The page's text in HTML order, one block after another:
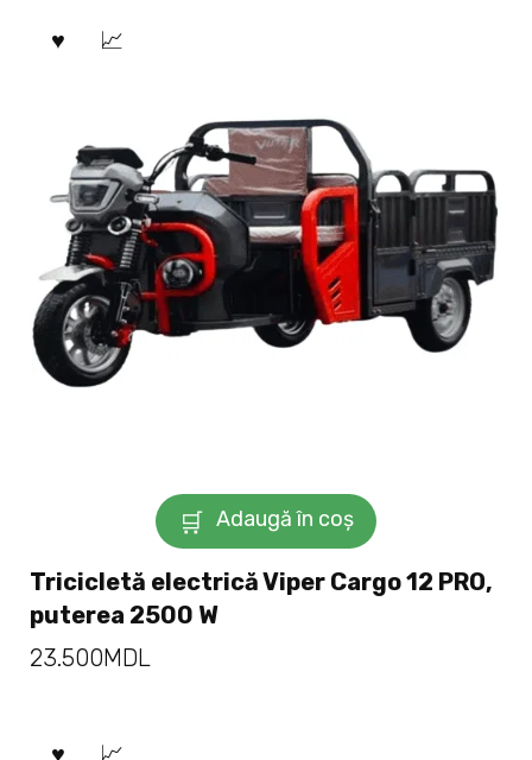
Adaugă în coș
Tricicletă electrică Viper Cargo 12 PRO,
puterea 2500 W
23.500MDL